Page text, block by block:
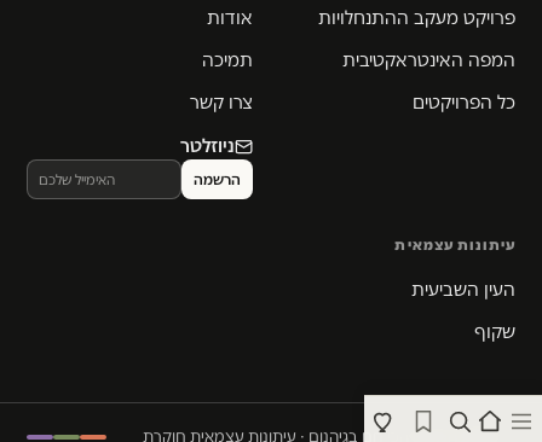
פרויקט מעקב ההתנחלויות
המפה האינטראקטיבית
כל הפרויקטים
אודות
תמיכה
צרו קשר
ניוזלטר
עיתונות עצמאית
העין השביעית
שקוף
© 2026 המקום הכי חם בגיהנום · עיתונות עצמאית חוקרת